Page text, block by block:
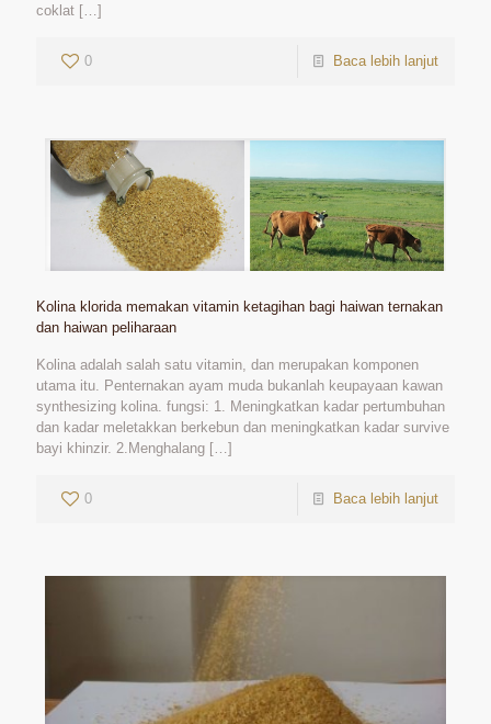
coklat […]
0 Baca lebih lanjut
Kolina klorida memakan vitamin ketagihan bagi haiwan ternakan
dan haiwan peliharaan
Kolina adalah salah satu vitamin, dan merupakan komponen
utama itu. Penternakan ayam muda bukanlah keupayaan kawan
synthesizing kolina. fungsi: 1. Meningkatkan kadar pertumbuhan
dan kadar meletakkan berkebun dan meningkatkan kadar survive
bayi khinzir. 2.Menghalang […]
0 Baca lebih lanjut